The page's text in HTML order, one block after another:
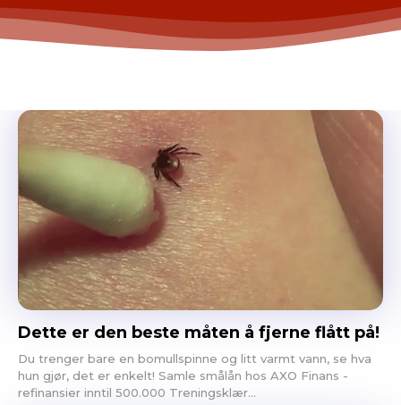
Dette er den beste måten å fjerne flått på!
Du trenger bare en bomullspinne og litt varmt vann, se hva
hun gjør, det er enkelt! Samle smålån hos AXO Finans -
refinansier inntil 500.000 Treningsklær...